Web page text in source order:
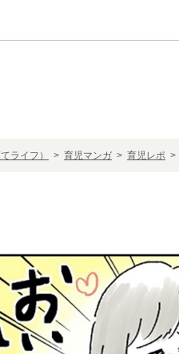
ライフ） > 育児マンガ > 育児レポ >